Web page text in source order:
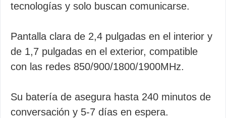
tecnologías y solo buscan comunicarse.
Pantalla clara de 2,4 pulgadas en el interior y
de 1,7 pulgadas en el exterior, compatible
con las redes 850/900/1800/1900MHz.
Su batería de asegura hasta 240 minutos de
conversación y 5-7 días en espera.